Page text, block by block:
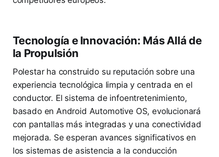
Tecnología e Innovación: Más Allá de
la Propulsión
Polestar ha construido su reputación sobre una
experiencia tecnológica limpia y centrada en el
conductor. El sistema de infoentretenimiento,
basado en Android Automotive OS, evolucionará
con pantallas más integradas y una conectividad
mejorada. Se esperan avances significativos en
los sistemas de asistencia a la conducción